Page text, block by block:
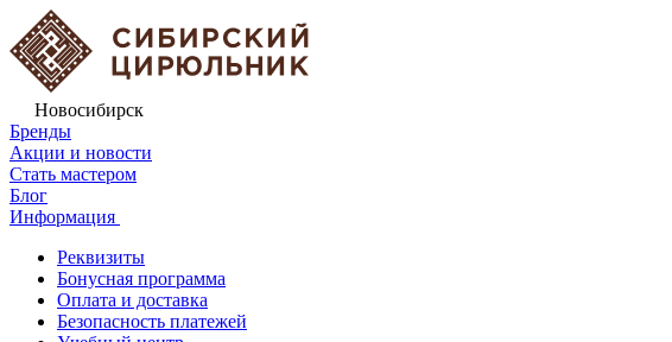
Новосибирск
Бренды
Акции и новости
Стать мастером
Блог
Информация
Реквизиты
Бонусная программа
Оплата и доставка
Безопасность платежей